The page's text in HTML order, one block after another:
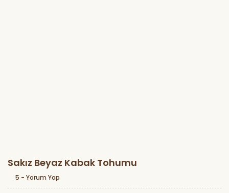
Sakız Beyaz Kabak Tohumu
5 - Yorum Yap